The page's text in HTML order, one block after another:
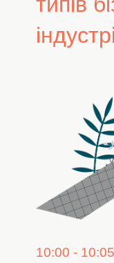
10:00 - 10:05